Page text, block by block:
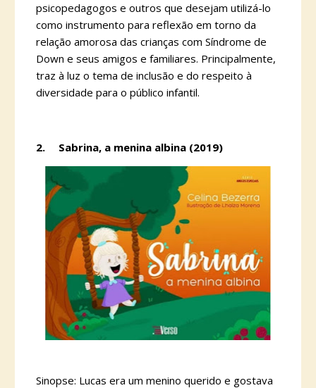
psicopedagogos e outros que desejam utilizá-lo
como instrumento para reflexão em torno da
relação amorosa das crianças com Síndrome de
Down e seus amigos e familiares. Principalmente,
traz à luz o tema de inclusão e do respeito à
diversidade para o público infantil.
2. Sabrina, a menina albina (2019)
Sinopse: Lucas era um menino querido e gostava